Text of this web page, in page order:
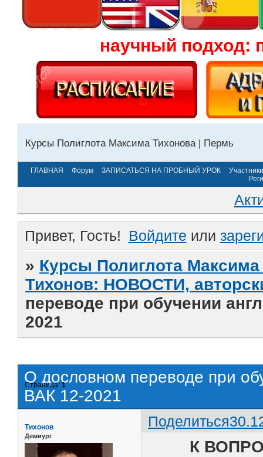
научный подход:
Курсы Полиглота Максима Тихонова | Пермь
ГЛАВНАЯ Форум ЗАПИСАТЬСЯ НА ПРОБНЫЙ УРОК
Участники
Привет, Гость! Войдите или
» Курсы Полиглота
Тихонов: НОВОСТИ,
переводе при обучении
2021
О дословном переводе при
ВАК 12-2021
Страница:1
Поделиться
Тихонов
Демиург
К